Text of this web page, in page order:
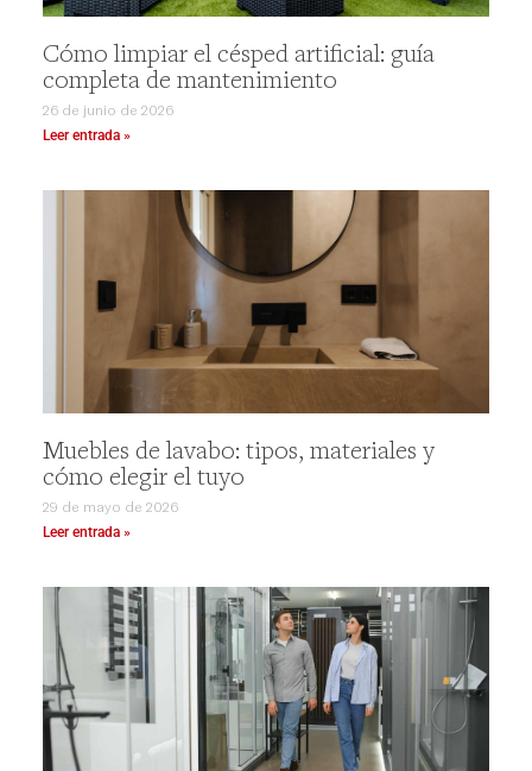
Cómo limpiar el césped artificial: guía
completa de mantenimiento
26 de junio de 2026
Leer entrada »
Muebles de lavabo: tipos, materiales y
cómo elegir el tuyo
29 de mayo de 2026
Leer entrada »